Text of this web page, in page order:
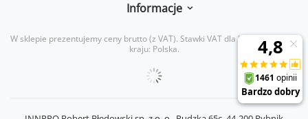
Informacje
W sklepie prezentujemy ceny brutto (z VAT). Stawki VAT dla konsumentów z
kraju: Polska.